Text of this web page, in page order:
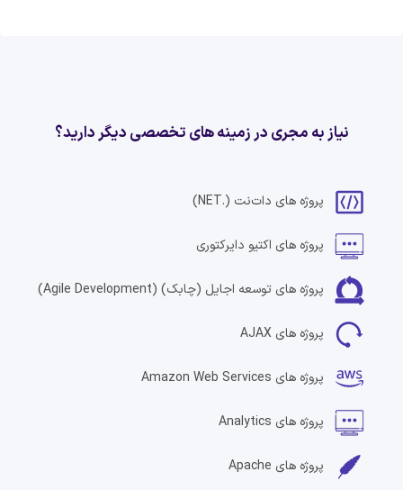
نیاز به مجری در زمینه های تخصصی دیگر دارید؟
پروژه های دات‌نت (.NET)
پروژه های اکتیو دایرکتوری
پروژه های توسعه اجایل (چابک) (Agile Development)
پروژه های AJAX
پروژه های Amazon Web Services
پروژه های Analytics
پروژه های Apache